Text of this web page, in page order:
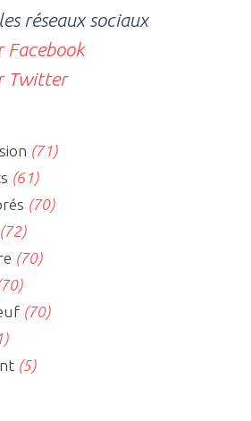
réseaux sociaux
(71)
(61)
(70)
(72)
(70)
(70)
(5)